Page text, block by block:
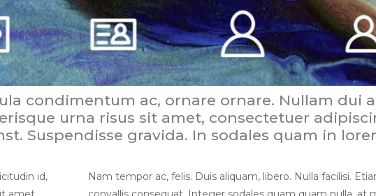
condimentum ac, ornare ornare. Nullam dui
urna risus sit amet, consectetuer
Suspendisse gravida. In sodales quam in
id,
Nam tempor ac, felis. Duis aliquam, libero. Nulla facilisi.